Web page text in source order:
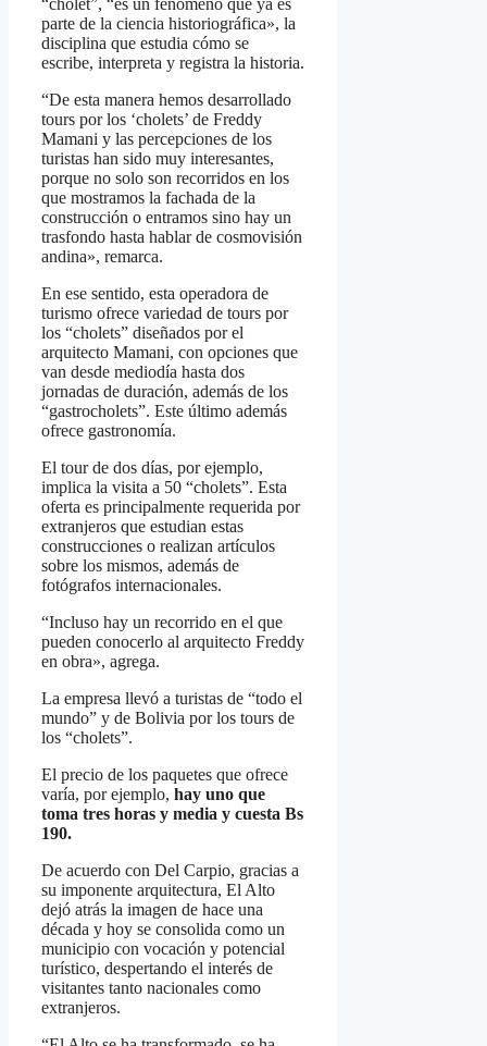
parte de la ciencia historiográfica», la
disciplina que estudia cómo se
escribe, interpreta y registra la historia.
“De esta manera hemos desarrollado
tours por los ‘cholets’ de Freddy
Mamani y las percepciones de los
turistas han sido muy interesantes,
porque no solo son recorridos en los
que mostramos la fachada de la
construcción o entramos sino hay un
trasfondo hasta hablar de cosmovisión
andina», remarca.
En ese sentido, esta operadora de
turismo ofrece variedad de tours por
los “cholets” diseñados por el
arquitecto Mamani, con opciones que
van desde mediodía hasta dos
jornadas de duración, además de los
“gastrocholets”. Este último además
ofrece gastronomía.
El tour de dos días, por ejemplo,
implica la visita a 50 “cholets”. Esta
oferta es principalmente requerida por
extranjeros que estudian estas
construcciones o realizan artículos
sobre los mismos, además de
fotógrafos internacionales.
“Incluso hay un recorrido en el que
pueden conocerlo al arquitecto Freddy
en obra», agrega.
La empresa llevó a turistas de “todo el
mundo” y de Bolivia por los tours de
los “cholets”.
El precio de los paquetes que ofrece
varía, por ejemplo, hay uno que
toma tres horas y media y cuesta Bs
190.
De acuerdo con Del Carpio, gracias a
su imponente arquitectura, El Alto
dejó atrás la imagen de hace una
década y hoy se consolida como un
municipio con vocación y potencial
turístico, despertando el interés de
visitantes tanto nacionales como
extranjeros.